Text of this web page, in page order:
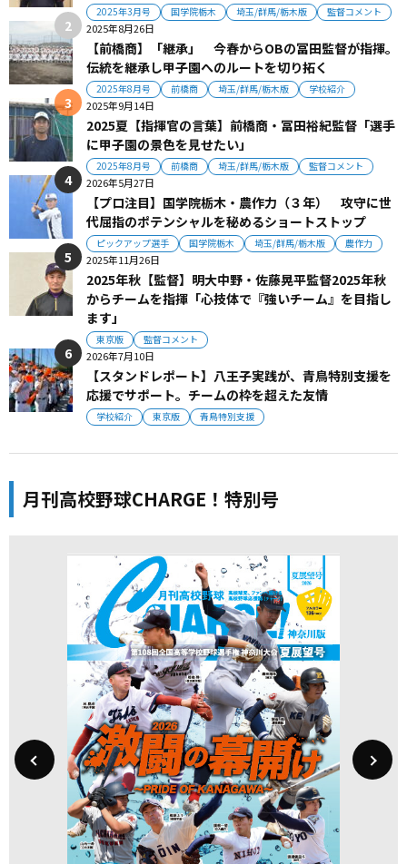
2025年3月号 国学院栃木 埼玉/群馬/栃木版 監督コメント
2025年8月26日
【前橋商】「継承」 今春からOBの冨田監督が指揮。
伝統を継承し甲子園へのルートを切り拓く
2025年8月号 前橋商 埼玉/群馬/栃木版 学校紹介
2025年9月14日
2025夏【指揮官の言葉】前橋商・冨田裕紀監督「選手
に甲子園の景色を見せたい」
2025年8月号 前橋商 埼玉/群馬/栃木版 監督コメント
2026年5月27日
【プロ注目】国学院栃木・農作力（３年） 攻守に世
代屈指のポテンシャルを秘めるショートストップ
ピックアップ選手 国学院栃木 埼玉/群馬/栃木版 農作力
2025年11月26日
2025年秋【監督】明大中野・佐藤晃平監督2025年秋
からチームを指揮「心技体で『強いチーム』を目指し
ます」
東京版 監督コメント
2026年7月10日
【スタンドレポート】八王子実践が、青鳥特別支援を
応援でサポート。チームの枠を超えた友情
学校紹介 東京版 青鳥特別支援
月刊高校野球CHARGE！特別号